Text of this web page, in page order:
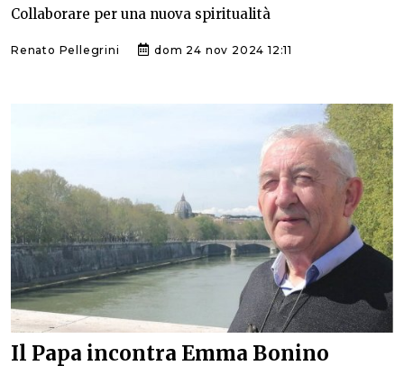
Collaborare per una nuova spiritualità
Renato Pellegrini dom 24 nov 2024 12:11
Il Papa incontra Emma Bonino